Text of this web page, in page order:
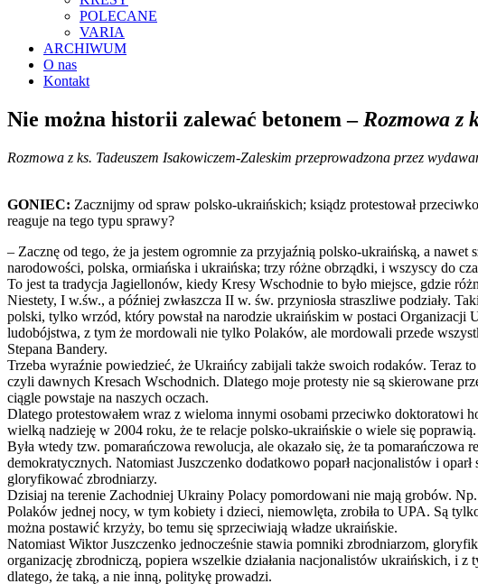
POLECANE
VARIA
ARCHIWUM
O nas
Kontakt
Nie można historii zalewać betonem – Rozmowa z
Rozmowa z ks. Tadeuszem Isakowiczem-Zaleskim przeprowadzona przez
GONIEC: Zacznijmy od spraw polsko-ukraińskich; ksiądz protestował
reaguje na tego typu sprawy?
– Zacznę od tego, że ja jestem ogromnie za przyjaźnią polsko-ukraińską, a
narodowości, polska, ormiańska i ukraińska; trzy różne obrządki, i wszyscy do
To jest ta tradycja Jagiellonów, kiedy Kresy Wschodnie to było miejsce, gdzie
Niestety, I w.św., a później zwłaszcza II w. św. przyniosła straszliwe podziały.
polski, tylko wrzód, który powstał na narodzie ukraińskim w postaci
ludobójstwa, z tym że mordowali nie tylko Polaków, ale mordowali przede
Stepana Bandery.
Trzeba wyraźnie powiedzieć, że Ukraińcy zabijali także swoich rodaków. Teraz
czyli dawnych Kresach Wschodnich. Dlatego moje protesty nie są skierowane
ciągle powstaje na naszych oczach.
Dlatego protestowałem wraz z wieloma innymi osobami przeciwko doktoratowi
wielką nadzieję w 2004 roku, że te relacje polsko-ukraińskie o wiele się poprawią.
Była wtedy tzw. pomarańczowa rewolucja, ale okazało się, że ta
demokratycznych. Natomiast Juszczenko dodatkowo poparł nacjonalistów i
gloryfikować zbrodniarzy.
Dzisiaj na terenie Zachodniej Ukrainy Polacy pomordowani nie mają grobów.
Polaków jednej nocy, w tym kobiety i dzieci, niemowlęta, zrobiła to UPA. Są
można postawić krzyży, bo temu się sprzeciwiają władze ukraińskie.
Natomiast Wiktor Juszczenko jednocześnie stawia pomniki zbrodniarzom,
organizację zbrodniczą, popiera wszelkie działania nacjonalistów ukraińskich, i
dlatego, że taką, a nie inną, politykę prowadzi.